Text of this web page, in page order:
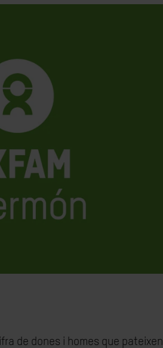
de dones i homes que